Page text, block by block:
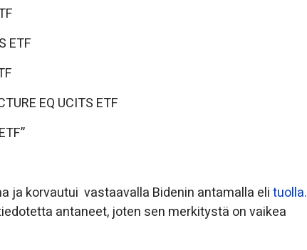
ETF
EQ UCITS ETF
ja korvautui vastaavalla Bidenin antamalla elituolla.
antaneet, joten sen merkitystä on vaikea